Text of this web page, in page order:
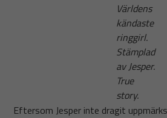
Världens
kändaste
ringgirl.
Stämplad
av Jesper.
True
story.
Eftersom Jesper inte dragit